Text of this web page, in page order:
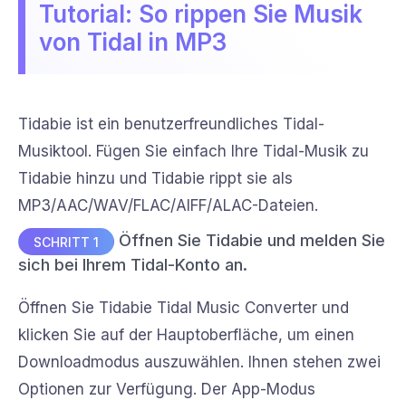
Tutorial: So rippen Sie Musik
von Tidal in MP3
Tidabie ist ein benutzerfreundliches Tidal-
Musiktool. Fügen Sie einfach Ihre Tidal-Musik zu
Tidabie hinzu und Tidabie rippt sie als
MP3/AAC/WAV/FLAC/AIFF/ALAC-Dateien.
SCHRITT 1
Öffnen Sie Tidabie und melden Sie
sich bei Ihrem Tidal-Konto an.
Öffnen Sie Tidabie Tidal Music Converter und
klicken Sie auf der Hauptoberfläche, um einen
Downloadmodus auszuwählen. Ihnen stehen zwei
Optionen zur Verfügung. Der App-Modus